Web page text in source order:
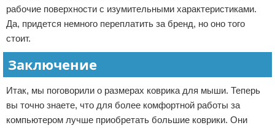
рабочие поверхности с изумительными характеристиками.
Да, придется немного переплатить за бренд, но оно того
стоит.
Заключение
Итак, мы поговорили о размерах коврика для мыши. Теперь
вы точно знаете, что для более комфортной работы за
компьютером лучше приобретать большие коврики. Они